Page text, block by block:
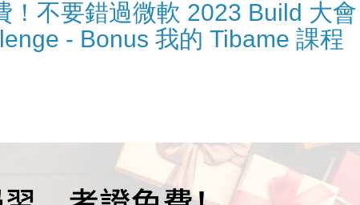
！不要錯過微軟 2023 Build 大會
- Bonus 我的 Tibame 課程